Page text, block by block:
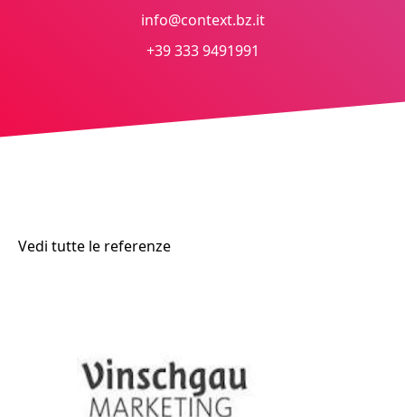
info@context.bz.it
+39 333 9491991
Vedi tutte le referenze